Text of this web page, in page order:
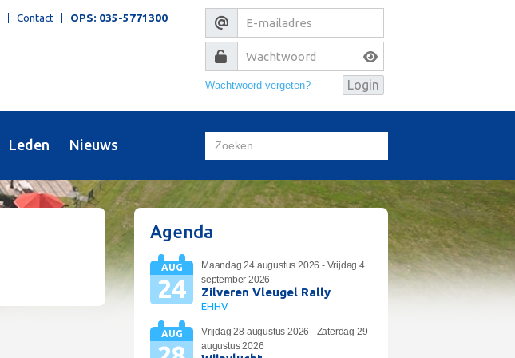
Contact OPS: 035-5771300
Wachtwoord vergeten?
Leden Nieuws
Agenda
AUG
24
Maandag 24 augustus 2026 - Vrijdag 4
september 2026
Zilveren Vleugel Rally
EHHV
AUG
Vrijdag 28 augustus 2026 - Zaterdag 29
augustus 2026